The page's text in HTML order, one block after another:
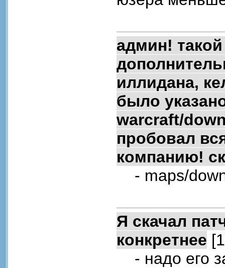
админ!
иллидана,
было
warcraft/
пробовал
компанию!
- maps/
Я скачал
конкретнее
- надо его